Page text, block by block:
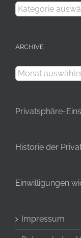
Kategorien
ARCHIVE
Archive
Privatsphäre-
Historie der
Einwilligungen
Impressum